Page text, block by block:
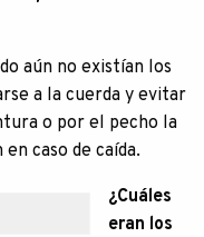
aún no existían los
a la cuerda y evitar
o por el pecho la
caso de caída.
¿Cuáles
eran los